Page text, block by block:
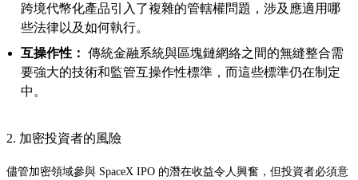
跨境代幣化產品引入了複雜的管轄權問題，涉及應適用哪
些法律以及如何執行。
互操作性： 傳統金融系統與區塊鏈網絡之間的無縫整合需
要強大的技術和監管互操作性標準，而這些標準仍在制定
中。
2. 加密投資者的風險
儘管加密領域參與 SpaceX IPO 的潛在收益令人興奮，但投資者必須意